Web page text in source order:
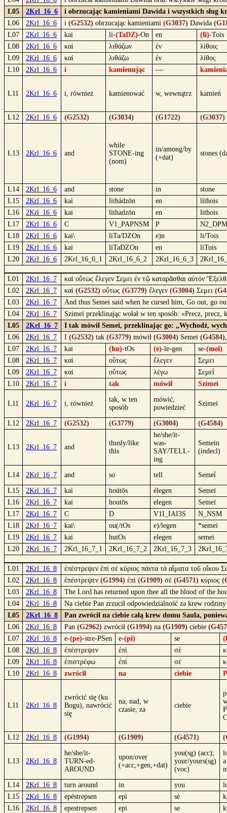
L05
2Krl_16_6
i obrzucając kamieniami Dawida i wszystkich sług
L06
2Krl_16_6 i (G2532) obrzucając kamieniami (G3037) Dawida
L07
2Krl_16_6 kai li-(TaDZ)-On en (li)-Tois
L08
2Krl_16_6 καὶ λιθάζων ἐν
λίθοις
L09
2Krl_16_6 καί λιθάζω ἐν
λίθος
L10
2Krl_16_6 i kamienując —
L11 2Krl_16_6 i, również kamienować w, wewnątrz kamień
L12 2Krl_16_6 (G2532) (G3034) (G1722) (G3037)
L13 2Krl_16_6 and
while
STONE-ing
(nom)
in/among/by
(+dat)
stones
L14 2Krl_16_6 and stone in
stone
L15
2Krl_16_6 kaì lithádzōn en
líthois
L16
2Krl_16_6 kai lithadzōn en
lithois
L17
2Krl_16_6 C V1_PAPNSM P
N2_DPM
L18
2Krl_16_6 kai\ liTa/DZOn e)n
li/Tois
L19
2Krl_16_6 kai liTaDZOn en
liTois
L20
2Krl_16_6 2Krl_16_6_1 2Krl_16_6_2 2Krl_16_6_3
L01 2Krl_16_7
καὶ οὕτως ἔλεγεν Σεμει ἐν τῷ καταρᾶσθαι αὐτόν
L02
2Krl_16_7 καὶ (G2532) οὕτως (G3779) ἔλεγεν (G3004) Σεμει
L03
2Krl_16_7
And thus Semei said when he cursed him, Go out, go
L04
2Krl_16_7
Szimei przeklinając wołał w ten sposób: «Precz,
L05
2Krl_16_7
I tak mówił Semei, przeklinając go: „Wychodź,
L06
2Krl_16_7 I (G2532) tak (G3779) mówił (G3004) Semei (G4584)
L07
2Krl_16_7 kai (hu)-tOs (e)-le-gen se-(mei)
L08
2Krl_16_7 καὶ οὕτως ἔλεγεν
Σεμει
L09
2Krl_16_7 καί οὕτως λέγω
Σεμεΐ
L10
2Krl_16_7 i tak mówił Szimei
L11 2Krl_16_7 i, również
tak, w ten
sposób
mówić,
powiedzieć
Szimei
L12 2Krl_16_7 (G2532) (G3779) (G3004) (G4584)
L13 2Krl_16_7 and
thusly/like
this
he/she/it-
was-
SAY/TELL-
ing
Semein
(indecl)
L14 2Krl_16_7 and so tell Semeΐ
L15 2Krl_16_7 kaì hoútōs élegen
Semeï
L16
2Krl_16_7 kai houtōs elegen
Semeï
L17
2Krl_16_7 C D V1I_IAI3S
N_NSM
L18
2Krl_16_7 kai\ ou(/tOs e)/legen
*semei
L19
2Krl_16_7 kai hutOs elegen
semei
L20
2Krl_16_7 2Krl_16_7_1 2Krl_16_7_2 2Krl_16_7_3
L01 2Krl_16_8
ἐπέστρεψεν ἐπὶ σὲ κύριος πάντα τὰ αἵματα τοῦ οἴκου
L02
2Krl_16_8 ἐπέστρεψεν (G1994) ἐπὶ (G1909) σὲ (G4571) κύριος
L03
2Krl_16_8
The Lord has returned upon thee all the blood of the
L04
2Krl_16_8
Na ciebie Pan zrzucił odpowiedzialność za krew
L05
2Krl_16_8
Pan zwrócił na ciebie całą krew domu Saula,
L06
2Krl_16_8 Pan (G2962) zwrócił (G1994) na (G1909) ciebie
L07
2Krl_16_8 e-(pe)-stre-PSen e-(pi) se
L08
2Krl_16_8 ἐπέστρεψεν ἐπὶ σὲ
L09
2Krl_16_8 ἐπιστρέφω ἐπί σέ
L10
2Krl_16_8 zwrócił na ciebie
L11 2Krl_16_8
zwrócić się (ku
Bogu), nawrócić
się
na, nad, w
czasie, za
ciebie
L12 2Krl_16_8 (G1994) (G1909) (G4571)
L13 2Krl_16_8
he/she/it-
TURN-ed-
AROUND
upon/over
(+acc,+gen,+dat)
you(sg) (acc);
your/yours(sg)
(voc)
L14 2Krl_16_8 turn around in you
L15
2Krl_16_8 epéstrepsen epì sè
L16
2Krl_16_8 epestrepsen epi se